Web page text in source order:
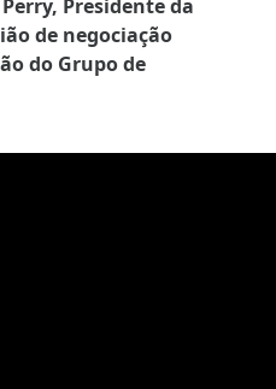
Presidente da
de negociação
do Grupo de